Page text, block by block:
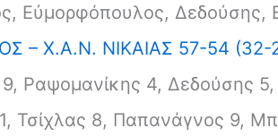
Εὐμορφόπουλος, Δεδούσης,
– Χ.Α.Ν. ΝΙΚΑΙΑΣ 57-54 (32-
Ραψομανίκης 4, Δεδούσης
Τσίχλας 8, Παπανάγνος 9,